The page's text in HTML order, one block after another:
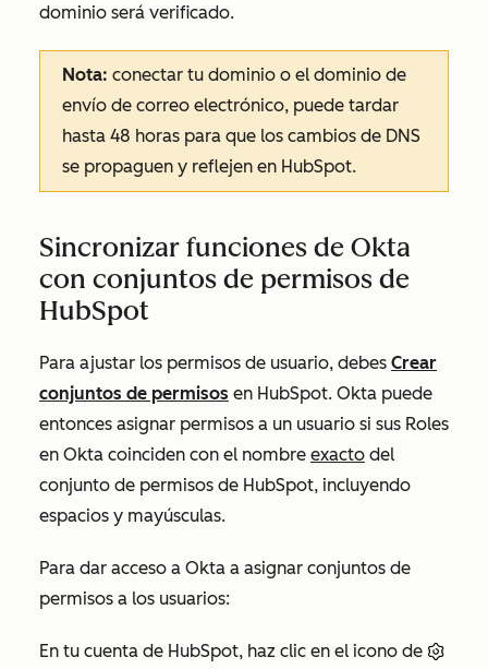
dominio será verificado.
Nota: conectar tu dominio o el dominio de
envío de correo electrónico, puede tardar
hasta 48 horas para que los cambios de DNS
se propaguen y reflejen en HubSpot.
Sincronizar funciones de Okta
con conjuntos de permisos de
HubSpot
Para ajustar los permisos de usuario, debes Crear
conjuntos de permisos en HubSpot. Okta puede
entonces asignar permisos a un usuario si sus Roles
en Okta coinciden con el nombre exacto del
conjunto de permisos de HubSpot, incluyendo
espacios y mayúsculas.
Para dar acceso a Okta a asignar conjuntos de
permisos a los usuarios:
En tu cuenta de HubSpot, haz clic en el icono de